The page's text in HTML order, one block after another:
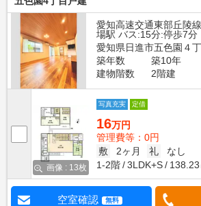
愛知高速交通東部丘陵
場駅 バス:15分:停歩7分
愛知県日進市五色園４
築年数
築10年
建物階数
2階建
画像 : 13枚
写真充実 定借
16万円
管理費等：0円
敷
2ヶ月 礼
なし
1-2階
3LDK+S 138.23
空室確認 無料